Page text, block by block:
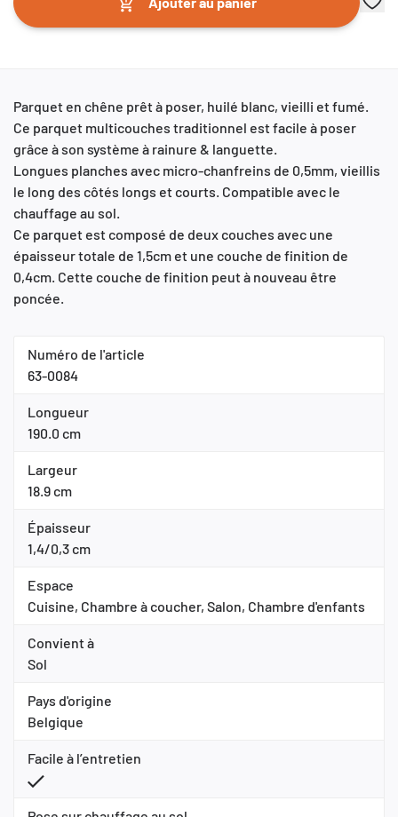
Parquet en chêne prêt à poser, huilé blanc, vieilli et fumé.
Ce parquet multicouches traditionnel est facile à poser
grâce à son système à rainure & languette.
Longues planches avec micro-chanfreins de 0,5mm, vieillis
le long des côtés longs et courts. Compatible avec le
chauffage au sol.
Ce parquet est composé de deux couches avec une
épaisseur totale de 1,5cm et une couche de finition de
0,4cm. Cette couche de finition peut à nouveau être
poncée.
Numéro de l'article
63-0084
Longueur
190.0 cm
Largeur
18.9 cm
Épaisseur
1,4/0,3 cm
Espace
Cuisine, Chambre à coucher, Salon, Chambre d'enfants
Convient à
Sol
Pays d'origine
Belgique
Facile à l’entretien